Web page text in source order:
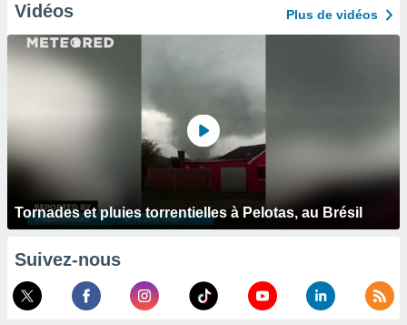
Vidéos Plus de vidéos
Tornades et pluies torrentielles à Pelotas, au Brésil
Suivez-nous